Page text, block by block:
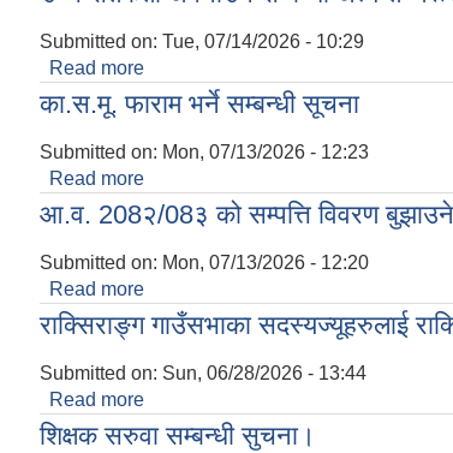
Submitted on: Tue, 07/14/2026 - 10:29
Read more
का.स.मू. फाराम भर्ने सम्बन्धी सूचना
Submitted on: Mon, 07/13/2026 - 12:23
Read more
आ.व. 208२/08३ को सम्पत्ति विवरण
Submitted on: Mon, 07/13/2026 - 12:20
Read more
राक्सिराङ्ग गाउँसभाका सदस्यज्यूहरुलाई
Submitted on: Sun, 06/28/2026 - 13:44
Read more
शिक्षक सरुवा सम्बन्धी सुचना।